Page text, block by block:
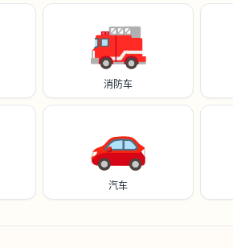
🚒
消防车
🚗
汽车